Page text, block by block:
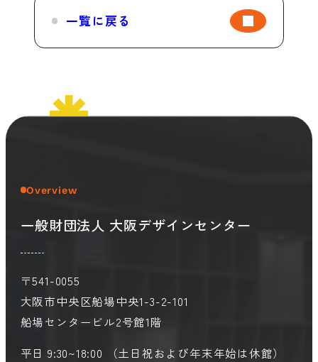
一覧に戻る
Overview
一般財団法人 大阪デザインセンター
〒541-0055
大阪市中央区船場中央1-3-2-101
船場センタービル2号館1階
平日 9:30~18:00 （土日祝および年末年始は休館）